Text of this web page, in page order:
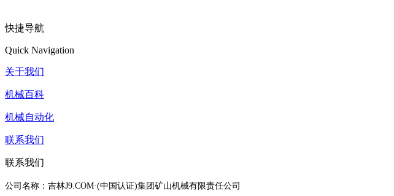
快捷导航
Quick Navigation
关于我们
机械百科
机械自动化
联系我们
联系我们
公司名称：吉林J9.COM·(中国认证)集团矿山机械有限责任公司